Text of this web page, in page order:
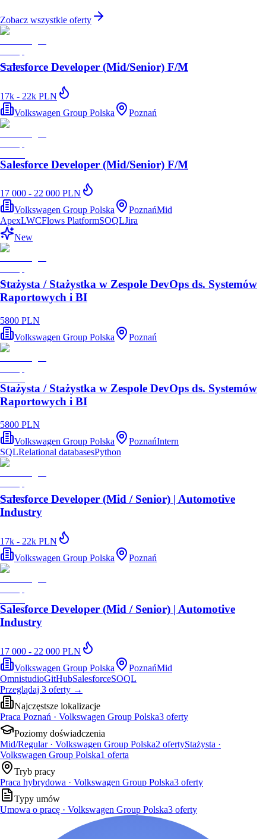
Zobacz wszystkie oferty
Salesforce Developer (Mid/Senior) F/M
17k - 22k PLN
Volkswagen Group Polska
Poznań
Salesforce Developer (Mid/Senior) F/M
17 000 - 22 000 PLN
Volkswagen Group Polska
PoznańMid
ApexLWCFlows PlatformSOQLJira
New
Stażysta / Stażystka w Zespole DevOps ds. Systemów
Raportowych i BI
5800 PLN
Volkswagen Group Polska
Poznań
Stażysta / Stażystka w Zespole DevOps ds. Systemów
Raportowych i BI
5800 PLN
Volkswagen Group Polska
PoznańIntern
SQLRelational databasesPython
Salesforce Developer (Mid / Senior) | Automotive
Industry
17k - 22k PLN
Volkswagen Group Polska
Poznań
Salesforce Developer (Mid / Senior) | Automotive
Industry
17 000 - 22 000 PLN
Volkswagen Group Polska
PoznańMid
OmnistudioGitHubSalesforceSOQL
Przeglądaj 3 oferty →
Najczęstsze lokalizacje
Praca Poznań · Volkswagen Group Polska3 oferty
Poziomy doświadczenia
Mid/Regular · Volkswagen Group Polska2 ofertyStażysta ·
Volkswagen Group Polska1 oferta
Tryb pracy
Praca hybrydowa · Volkswagen Group Polska3 oferty
Typy umów
Umowa o pracę · Volkswagen Group Polska3 oferty